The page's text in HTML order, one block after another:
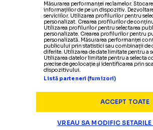
Măsurarea performanței reclamelor.
informațiilor de pe un dispozitiv.
serviciilor. Utilizarea profilurilor pentru
personalizat. Crearea profilurilor de
Utilizarea profilurilor pentru selectarea
personalizate. Crearea profilurilor pentru
personalizată. Măsurarea performanței
publicului prin statistici sau combinații de
diferite. Utilizarea de date limitate pentru a
Utilizarea datelor limitate pentru a selecta
precise de geolocație și identificarea prin
dispozitivului.
Listă parteneri (furnizori)
ACCEPT TOATE
VREAU SA MODIFIC